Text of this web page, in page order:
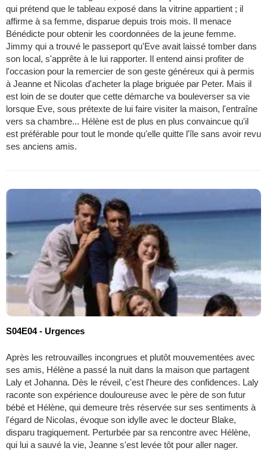
qui prétend que le tableau exposé dans la vitrine appartient ; il
affirme à sa femme, disparue depuis trois mois. Il menace
Bénédicte pour obtenir les coordonnées de la jeune femme.
Jimmy qui a trouvé le passeport qu'Eve avait laissé tomber dans
son local, s'apprête à le lui rapporter. Il entend ainsi profiter de
l'occasion pour la remercier de son geste généreux qui à permis
à Jeanne et Nicolas d'acheter la plage briguée par Peter. Mais il
est loin de se douter que cette démarche va bouleverser sa vie
lorsque Eve, sous prétexte de lui faire visiter la maison, l'entraîne
vers sa chambre... Hélène est de plus en plus convaincue qu'il
est préférable pour tout le monde qu'elle quitte l'île sans avoir revu
ses anciens amis.
S04E04 - Urgences
Après les retrouvailles incongrues et plutôt mouvementées avec
ses amis, Hélène a passé la nuit dans la maison que partagent
Laly et Johanna. Dès le réveil, c'est l'heure des confidences. Laly
raconte son expérience douloureuse avec le père de son futur
bébé et Hélène, qui demeure très réservée sur ses sentiments à
l'égard de Nicolas, évoque son idylle avec le docteur Blake,
disparu tragiquement. Perturbée par sa rencontre avec Hélène,
qui lui a sauvé la vie, Jeanne s'est levée tôt pour aller nager.